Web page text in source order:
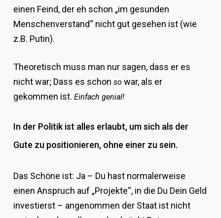
einen Feind, der eh schon „im gesunden
Menschenverstand“ nicht gut gesehen ist (wie
z.B. Putin).
Theoretisch muss man nur sagen, dass er es
nicht war; Dass es schon so war, als er
gekommen ist. Einfach genial!
In der Politik ist alles erlaubt, um sich als der
Gute zu positionieren, ohne einer zu sein.
Das Schöne ist: Ja – Du hast normalerweise
einen Anspruch auf „Projekte“, in die Du Dein Geld
investierst – angenommen der Staat ist nicht